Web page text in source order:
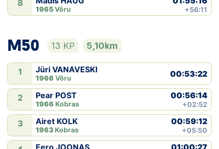
8
1965Võru +56:11
M50 13 KP 5,10km
1 Jüri VANAVESKI
1966 Võru 00:53:22
2 Pear POST
1966 Kobras
00:56:14
+02:52
3 Airet KOLK
1963 Kobras
00:59:12
+05:50
Eero JOONAS 01:00:27